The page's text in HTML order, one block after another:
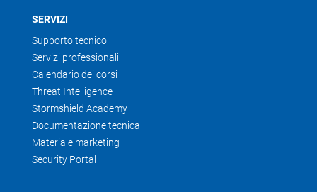
SERVIZI
Supporto tecnico
Servizi professionali
Calendario dei corsi
Threat Intelligence
Stormshield Academy
Documentazione tecnica
Materiale marketing
Security Portal